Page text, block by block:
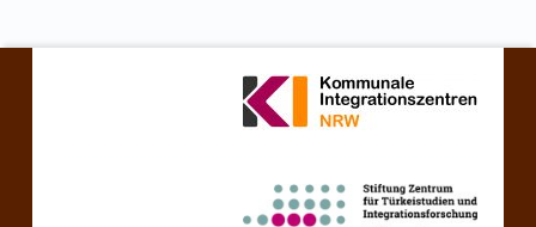
انتقل مرة أخرى إلى التنقل الرئيسي